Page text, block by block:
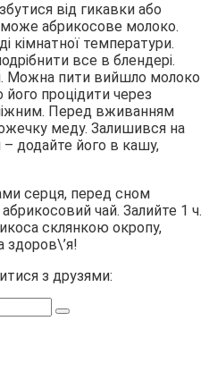
від гикавки або
абрикосове молоко.
кімнатної температури.
все в блендері.
Можна пити вийшло молоко
його процідити через
Перед вживанням
меду. Залишився на
додайте його в кашу,
серця, перед сном
чай. Залийте 1 ч.
склянкою окропу,
здоров\’я!
з друзями: